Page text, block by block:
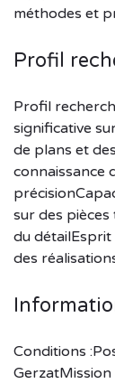
méthodes et
Profil
Profil
significative
de plans et
connaissance
sur des
du détailEsprit
des
Conditions
GerzatMission